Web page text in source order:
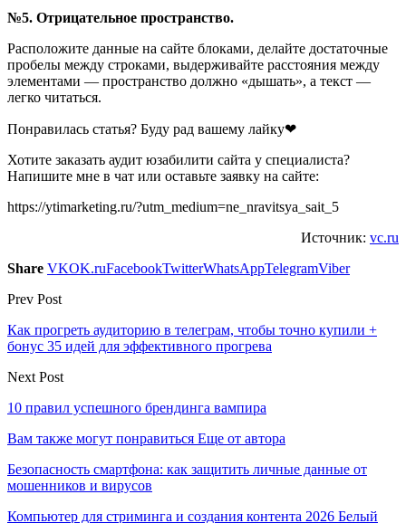
№5. Отрицательное пространство.
Расположите данные на сайте блоками, делайте достаточные
пробелы между строками, выдерживайте расстояния между
элементами — пространство должно «дышать», а текст —
легко читаться.
Понравилась статья? Буду рад вашему лайку❤
Хотите заказать аудит юзабилити сайта у специалиста?
Напишите мне в чат или оставьте заявку на сайте:
https://ytimarketing.ru/?utm_medium=ne_nravitsya_sait_5
Источник: vc.ru
Share VKOK.ruFacebookTwitterWhatsAppTelegramViber
Prev Post
Как прогреть аудиторию в телеграм, чтобы точно купили +
бонус 35 идей для эффективного прогрева
Next Post
10 правил успешного брендинга вампира
Вам также могут понравиться Еще от автора
Безопасность смартфона: как защитить личные данные от
мошенников и вирусов
Компьютер для стриминга и создания контента 2026 Белый